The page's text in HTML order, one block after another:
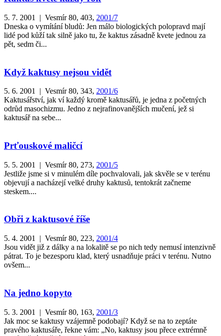
5. 7. 2001 | Vesmír 80, 403, 2001/7
Dneska o vymítání bludů: Jen málo biologických polopravd mají
lidé pod kůží tak silně jako tu, že kaktus zásadně kvete jednou za
pět, sedm či...
Když kaktusy nejsou vidět
5. 6. 2001 | Vesmír 80, 343, 2001/6
Kaktusářství, jak ví každý kromě kaktusářů, je jedna z početných
odrůd masochizmu. Jedno z nejrafinovanějších mučení, jež si
kaktusář na sebe...
Prťouskové maličcí
5. 5. 2001 | Vesmír 80, 273, 2001/5
Jestliže jsme si v minulém díle pochvalovali, jak skvěle se v terénu
objevují a nacházejí velké druhy kaktusů, tentokrát začneme
steskem....
Obři z kaktusové říše
5. 4. 2001 | Vesmír 80, 223, 2001/4
Jsou vidět již z dálky a na lokalitě se po nich tedy nemusí intenzivně
pátrat. To je bezesporu klad, který usnadňuje práci v terénu. Nutno
ovšem...
Na jedno kopyto
5. 3. 2001 | Vesmír 80, 163, 2001/3
Jak moc se kaktusy vzájemně podobají? Když se na to zeptáte
pravého kaktusáře, řekne vám: „No, kaktusy jsou přece extrémně